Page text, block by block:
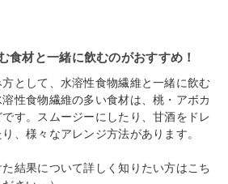
食材と一緒に飲むのがおすすめ！
として、水溶性食物繊維と一緒に飲む
性食物繊維の多い食材は、桃・アボカ
す。スムージーにしたり、甘酒をドレ
、様々なアレンジ方法があります。
た結果について詳しく知りたい方はこち